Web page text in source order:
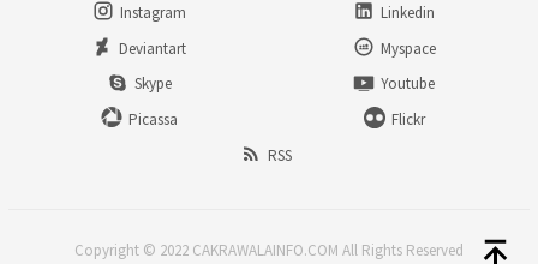
Instagram
Linkedin
Deviantart
Myspace
Skype
Youtube
Picassa
Flickr
RSS
Copyright © 2022 CAKRAWALAINFO.COM All Rights Reserved